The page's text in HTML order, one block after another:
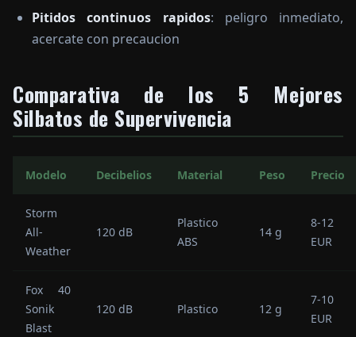
Pitidos continuos rapidos: peligro inmediato,
acercate con precaucion
Comparativa de los 5 Mejores
Silbatos de Supervivencia
Modelo Decibelios Material Peso Precio
Storm
All-
Weather
120 dB
Plastico
ABS
14 g
8-12
EUR
Fox 40
Sonik
Blast
120 dB Plastico 12 g
7-10
EUR